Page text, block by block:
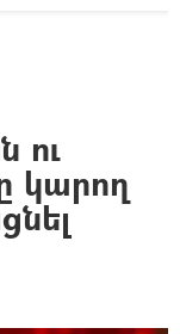
ու
կարող